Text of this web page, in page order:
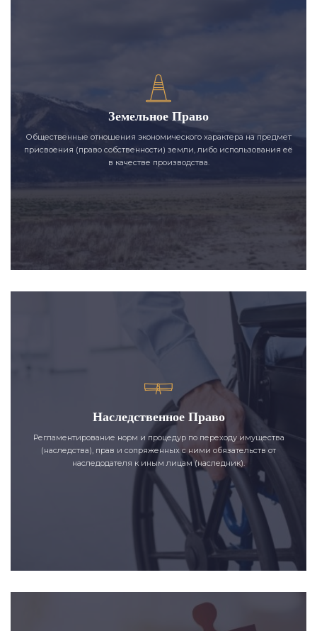
Земельное Право
Общественные отношения экономического характера на предмет
присвоения (право собственности) земли, либо использования её
в качестве производства.
Наследственное Право
Регламентирование норм и процедур по переходу имущества
(наследства), прав и сопряженных с ними обязательств от
наследодателя к иным лицам (наследник).